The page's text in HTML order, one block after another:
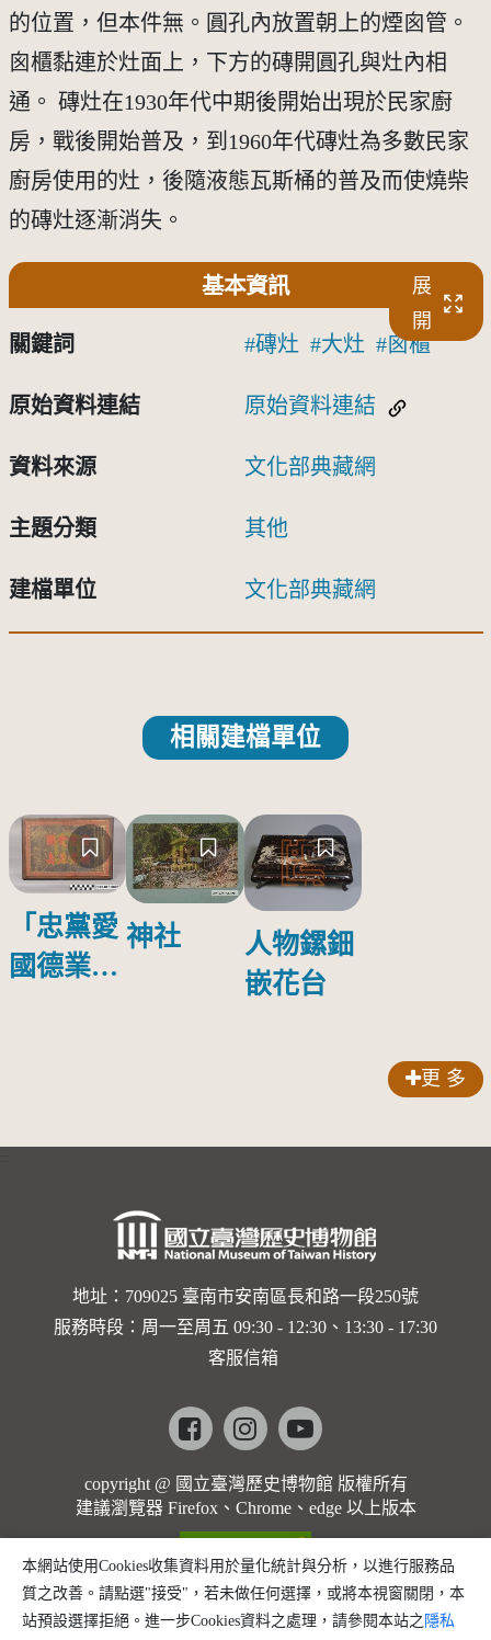
的位置，但本件無。圓孔內放置朝上的煙囪管。
囪櫃黏連於灶面上，下方的磚開圓孔與灶內相
通。 磚灶在1930年代中期後開始出現於民家廚
房，戰後開始普及，到1960年代磚灶為多數民家
廚房使用的灶，後隨液態瓦斯桶的普及而使燒柴
的磚灶逐漸消失。
基本資訊
展
開
關鍵詞 磚灶 大灶 囪櫃
原始資料連結 原始資料連結
資料來源 文化部典藏網
主題分類 其他
建檔單位 文化部典藏網
相關建檔單位
「忠黨愛
國德業並
神社
人物鏍鈿
嵌花台
更 多
地址：709025 臺南市安南區長和路一段250號
服務時段：周一至周五 09:30 - 12:30、13:30 - 17:30
客服信箱
Facebookinstagramyoutube
copyright @ 國立臺灣歷史博物館 版權所有
建議瀏覽器 Firefox、Chrome、edge 以上版本
本網站使用Cookies收集資料用於量化統計與分析，以進行服務品
質之改善。請點選"接受"，若未做任何選擇，或將本視窗關閉，本
站預設選擇拒絕。進一步Cookies資料之處理，請參閱本站之 隱私